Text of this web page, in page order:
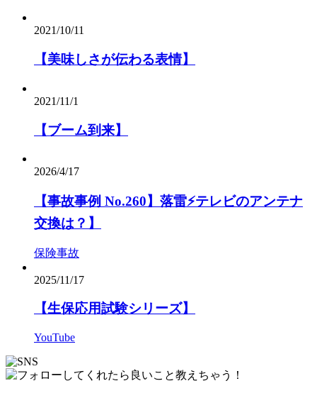
2021/10/11
【美味しさが伝わる表情】
2021/11/1
【ブーム到来】
2026/4/17
【事故事例 No.260】落雷⚡️テレビのアンテナ
交換は？】
保険事故
2025/11/17
【生保応用試験シリーズ】
YouTube